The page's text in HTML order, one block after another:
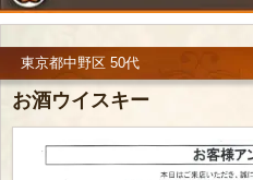
東京都中野区 50代
お酒ウイスキー